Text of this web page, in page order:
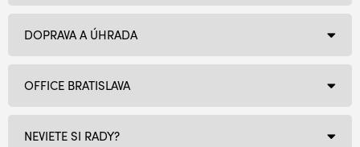
OFFICE BRATISLAVA
NEVIETE SI RADY?
DOPRAVA A ÚHRADA